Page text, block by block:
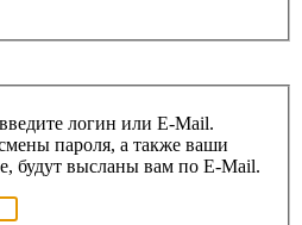
логин или E-Mail.
пароля, а также ваши
будут высланы вам по E-Mail.